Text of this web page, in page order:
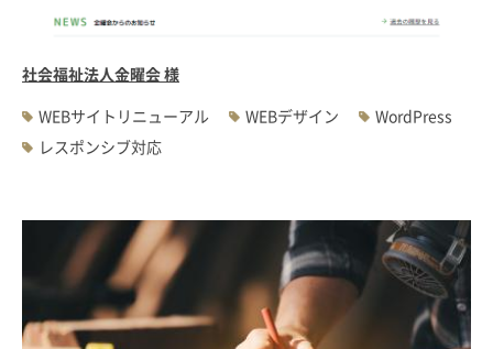
社会福祉法人金曜会 様
WEBサイトリニューアル
WEBデザイン
WordPress
レスポンシブ対応